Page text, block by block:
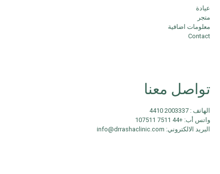
عيادة
متجر
معلومات اضافية
Contact
تواصل معنا
الهاتف : 2003337 4410
واتس أب: +44 7511 107511
البريد الالكتروني: info@drrashaclinic.com